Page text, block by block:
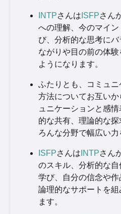
INTPさんは ISFPさん
への理解、今のマイ
び、分析的な思考に
ながりや目の前の体
ようになります。
ふたりとも、コミュ
方法についてお互い
ュニケーションと感
的な共有、理論的な
ろんな分野で幅広い力
ISFPさんは INTPさん
のスキル、分析的な
学び、自分の信念や作
論理的なサポートを
ます。